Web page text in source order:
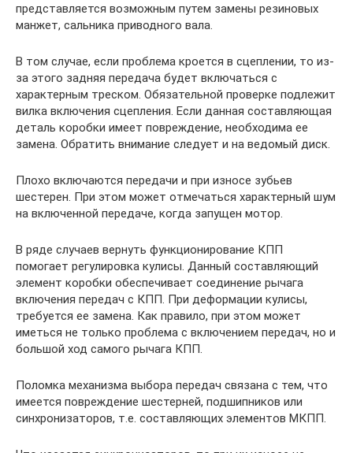
представляется возможным путем замены резиновых
манжет, сальника приводного вала.
В том случае, если проблема кроется в сцеплении, то из-
за этого задняя передача будет включаться с
характерным треском. Обязательной проверке подлежит
вилка включения сцепления. Если данная составляющая
деталь коробки имеет повреждение, необходима ее
замена. Обратить внимание следует и на ведомый диск.
Плохо включаются передачи и при износе зубьев
шестерен. При этом может отмечаться характерный шум
на включенной передаче, когда запущен мотор.
В ряде случаев вернуть функционирование КПП
помогает регулировка кулисы. Данный составляющий
элемент коробки обеспечивает соединение рычага
включения передач с КПП. При деформации кулисы,
требуется ее замена. Как правило, при этом может
иметься не только проблема с включением передач, но и
большой ход самого рычага КПП.
Поломка механизма выбора передач связана с тем, что
имеется повреждение шестерней, подшипников или
синхронизаторов, т.е. составляющих элементов МКПП.